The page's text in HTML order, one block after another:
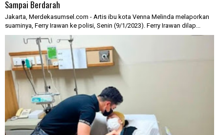
Sampai Berdarah
Jakarta, Merdekasumsel.com - Artis ibu kota Venna Melinda melaporkan
suaminya, Ferry Irawan ke polisi, Senin (9/1/2023). Ferry Irawan dilap...